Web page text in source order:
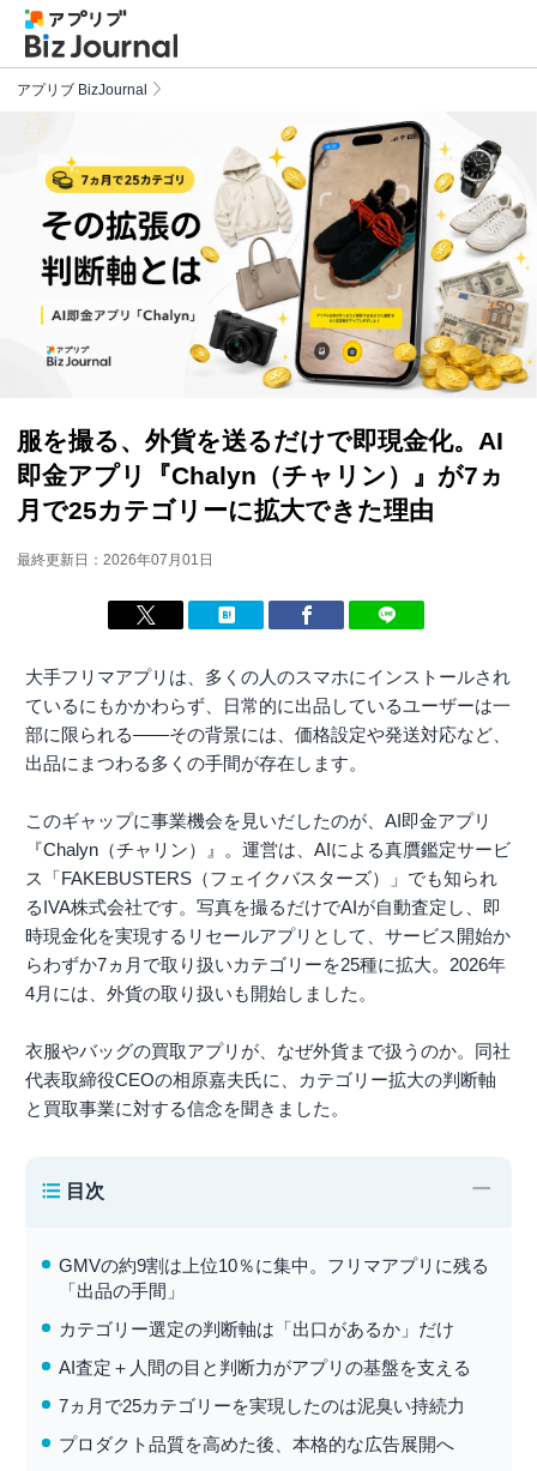
アプリブ BizJournal
服を撮る、外貨を送るだけで即現金化。AI
即金アプリ『Chalyn（チャリン）』が7ヵ
月で25カテゴリーに拡大できた理由
最終更新日：2026年07月01日
大手フリマアプリは、多くの人のスマホにインストールされ
ているにもかかわらず、日常的に出品しているユーザーは一
部に限られる――その背景には、価格設定や発送対応など、
出品にまつわる多くの手間が存在します。
このギャップに事業機会を見いだしたのが、AI即金アプリ
『Chalyn（チャリン）』。運営は、AIによる真贋鑑定サービ
ス「FAKEBUSTERS（フェイクバスターズ）」でも知られ
るIVA株式会社です。写真を撮るだけでAIが自動査定し、即
時現金化を実現するリセールアプリとして、サービス開始か
らわずか7ヵ月で取り扱いカテゴリーを25種に拡大。2026年
4月には、外貨の取り扱いも開始しました。
衣服やバッグの買取アプリが、なぜ外貨まで扱うのか。同社
代表取締役CEOの相原嘉夫氏に、カテゴリー拡大の判断軸
と買取事業に対する信念を聞きました。
目次 −
GMVの約9割は上位10％に集中。フリマアプリに残る
「出品の手間」
カテゴリー選定の判断軸は「出口があるか」だけ
AI査定＋人間の目と判断力がアプリの基盤を支える
7ヵ月で25カテゴリーを実現したのは泥臭い持続力
プロダクト品質を高めた後、本格的な広告展開へ